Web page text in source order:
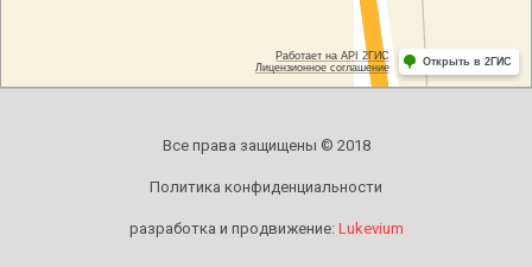
Все права защищены © 2018
Политика конфиденциальности
разработка и продвижение: Lukevium